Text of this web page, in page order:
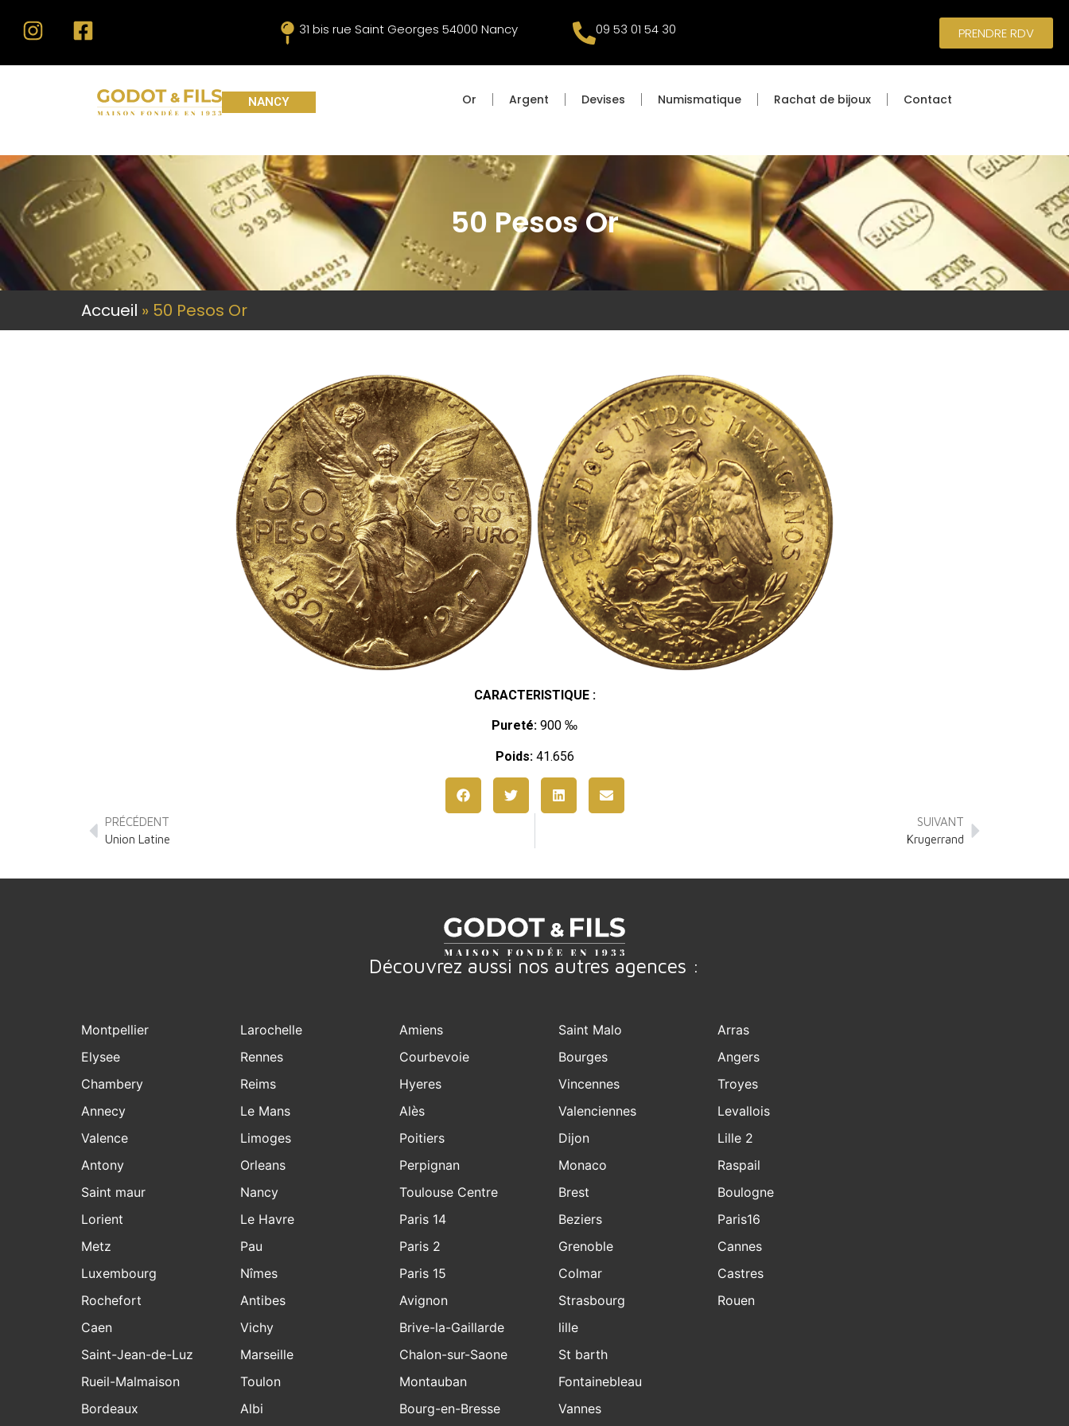
31 bis rue Saint Georges 54000 Nancy 09 53 01 54 30 PRENDRE RDV
NANCY Or Argent Devises Numismatique Rachat de bijoux Contact
50 Pesos Or
Accueil » 50 Pesos Or
CARACTERISTIQUE :
Pureté: 900 ‰
Poids:41.656
PRÉCÉDENT
Union Latine
SUIVANT
Krugerrand
Découvrez aussi nos autres agences :
Montpellier
Elysee
Chambery
Annecy
Valence
Antony
Saint maur
Lorient
Metz
Luxembourg
Rochefort
Larochelle
Rennes
Reims
Le Mans
Limoges
Orleans
Nancy
Le Havre
Pau
Nîmes
Antibes
Amiens
Courbevoie
Hyeres
Alès
Poitiers
Perpignan
Toulouse Centre
Paris 14
Paris 2
Paris 15
Avignon
Saint Malo
Bourges
Vincennes
Valenciennes
Dijon
Monaco
Brest
Beziers
Grenoble
Colmar
Strasbourg
Arras
Angers
Troyes
Levallois
Lille 2
Raspail
Boulogne
Paris16
Cannes
Castres
Rouen
Caen
Saint-Jean-de-Luz
Rueil-Malmaison
Bordeaux
Vichy
Marseille
Toulon
Albi
Brive-la-Gaillarde
Chalon-sur-Saone
Montauban
Bourg-en-Bresse
lille
St barth
Fontainebleau
Vannes